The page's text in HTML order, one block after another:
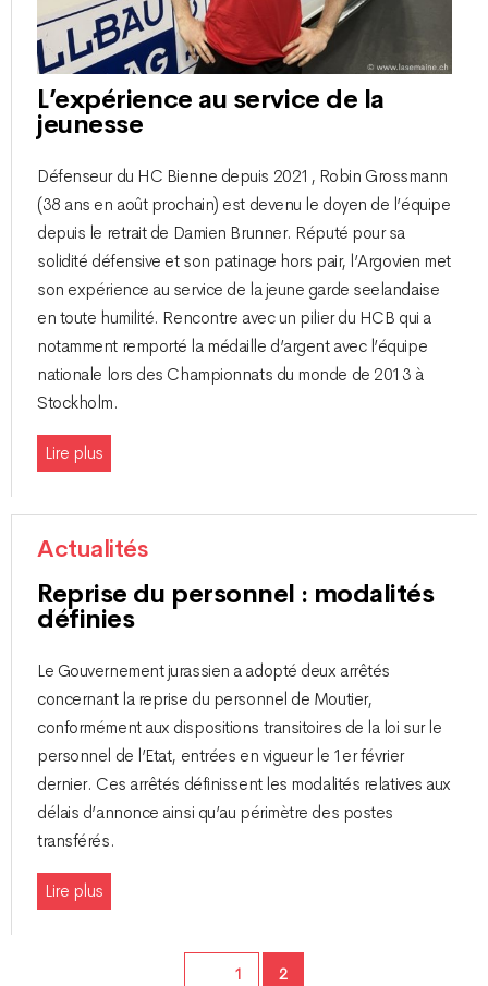
L’expérience au service de la
jeunesse
Défenseur du HC Bienne depuis 2021, Robin Grossmann
(38 ans en août prochain) est devenu le doyen de l’équipe
depuis le retrait de Damien Brunner. Réputé pour sa
solidité défensive et son patinage hors pair, l’Argovien met
son expérience au service de la jeune garde seelandaise
en toute humilité. Rencontre avec un pilier du HCB qui a
notamment remporté la médaille d’argent avec l’équipe
nationale lors des Championnats du monde de 2013 à
Stockholm.
Lire plus
Actualités
Reprise du personnel : modalités
définies
Le Gouvernement jurassien a adopté deux arrêtés
concernant la reprise du personnel de Moutier,
conformément aux dispositions transitoires de la loi sur le
personnel de l’Etat, entrées en vigueur le 1er février
dernier. Ces arrêtés définissent les modalités relatives aux
délais d’annonce ainsi qu’au périmètre des postes
transférés.
Lire plus
Page1 Page
2